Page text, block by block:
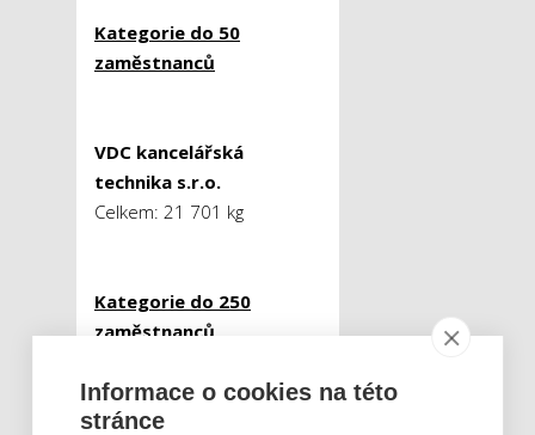
Kategorie do 50
zaměstnanců
VDC kancelářská
technika s.r.o.
Celkem: 21 701 kg
Kategorie do 250
zaměstnanců
RONYTRANS, s.r.o.
Informace o cookies na této
stránce